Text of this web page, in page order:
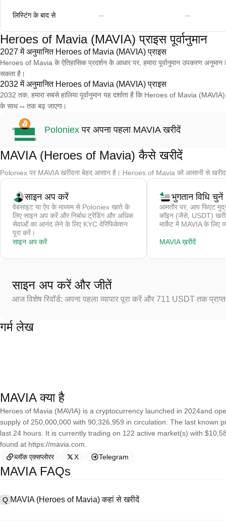
लिस्टिंग के बाद से -- --
Heroes of Mavia (MAVIA) प्राइस पूर्वानुमान
2027 में अनुमानित Heroes of Mavia (MAVIA) प्राइस
Heroes of Mavia के ऐतिहासिक प्रदर्शन के आधार पर, हमारा पूर्वानुमान उपकरण
सकता है।
2032 में अनुमानित Heroes of Mavia (MAVIA) प्राइस
2032 तक, हमारा सबसे हालिया पूर्वानुमान यह दर्शाता है कि Heroes of Mavia
के साथ-- तक बढ़ जाएगा।
Poloniex पर अपना पहला MAVIA खरीदें
MAVIA (Heroes of Mavia) कैसे खरीदें
Poloniex पर MAVIA खरीदना बेहद आसान है। Heroes of Mavia को आसानी से
साइन अप करें
वेबसाइट या ऐप के माध्यम से Poloniex खाते के
लिए साइन अप करें और निर्बाध ट्रेडिंग और अधिक
सेवाओं का आनंद लेने के लिए KYC वेरिफिकेशन
पूरा करें।
साइन अप करें
भुगतान विधि चुनें
आमतौर पर, आप फिएट
कॉइन (जैसे, USDT)
मार्केट में MAVIA के लिए
MAVIA ख़रीदें
साइन अप करें और जीतें
आज विशेष रिवॉर्ड: अपना पहला व्यापार पूरा करें और 711 USDT तक
गर्म लेख
MAVIA क्या है
Heroes of Mavia (MAVIA) is a cryptocurrency launched in 2024and
supply of 250,000,000 with 90,326,959 in circulation. The last known
last 24 hours. It is currently trading on 122 active market(s) with
found at https://mavia.com.
ब्लॉक एक्सप्लोरर
X Telegram
MAVIA FAQs
Q MAVIA (Heroes of Mavia) कहां से खरीदें